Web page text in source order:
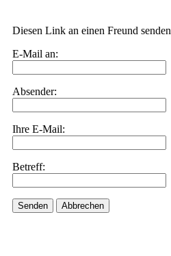
Diesen Link an einen Freund senden
E-Mail an:
Absender:
Ihre E-Mail:
Betreff:
Senden Abbrechen